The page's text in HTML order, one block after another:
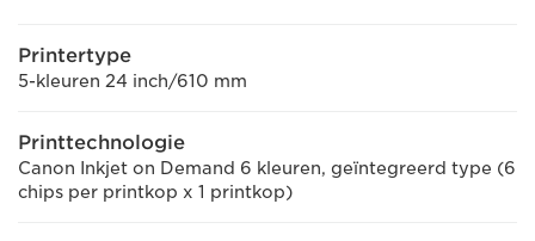
Printertype
5-kleuren 24 inch/610 mm
Printtechnologie
Canon Inkjet on Demand 6 kleuren, geïntegreerd type (6
chips per printkop x 1 printkop)